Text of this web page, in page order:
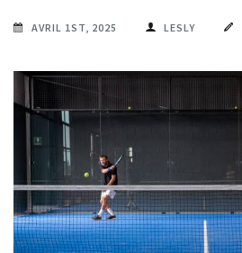
AVRIL 1ST, 2025 LESLY